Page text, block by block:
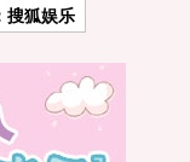
搜狐娱乐